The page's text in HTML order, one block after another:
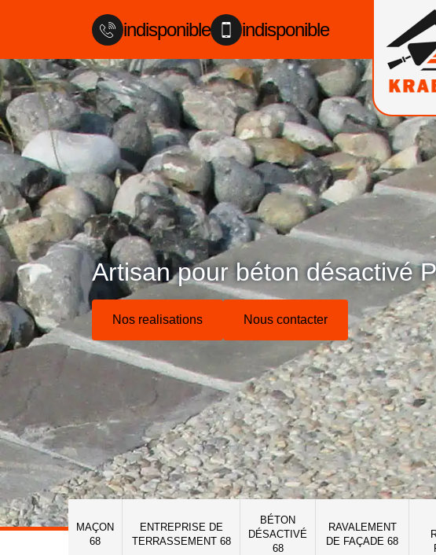
indisponible indisponible
Artisan pour béton désactivé
Nos realisations Nous contacter
MAÇON
68
ENTREPRISE DE
TERRASSEMENT 68
BÉTON
DÉSACTIVÉ
68
RAVALEMENT
DE FAÇADE 68